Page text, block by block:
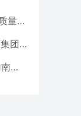
量党
团5
海